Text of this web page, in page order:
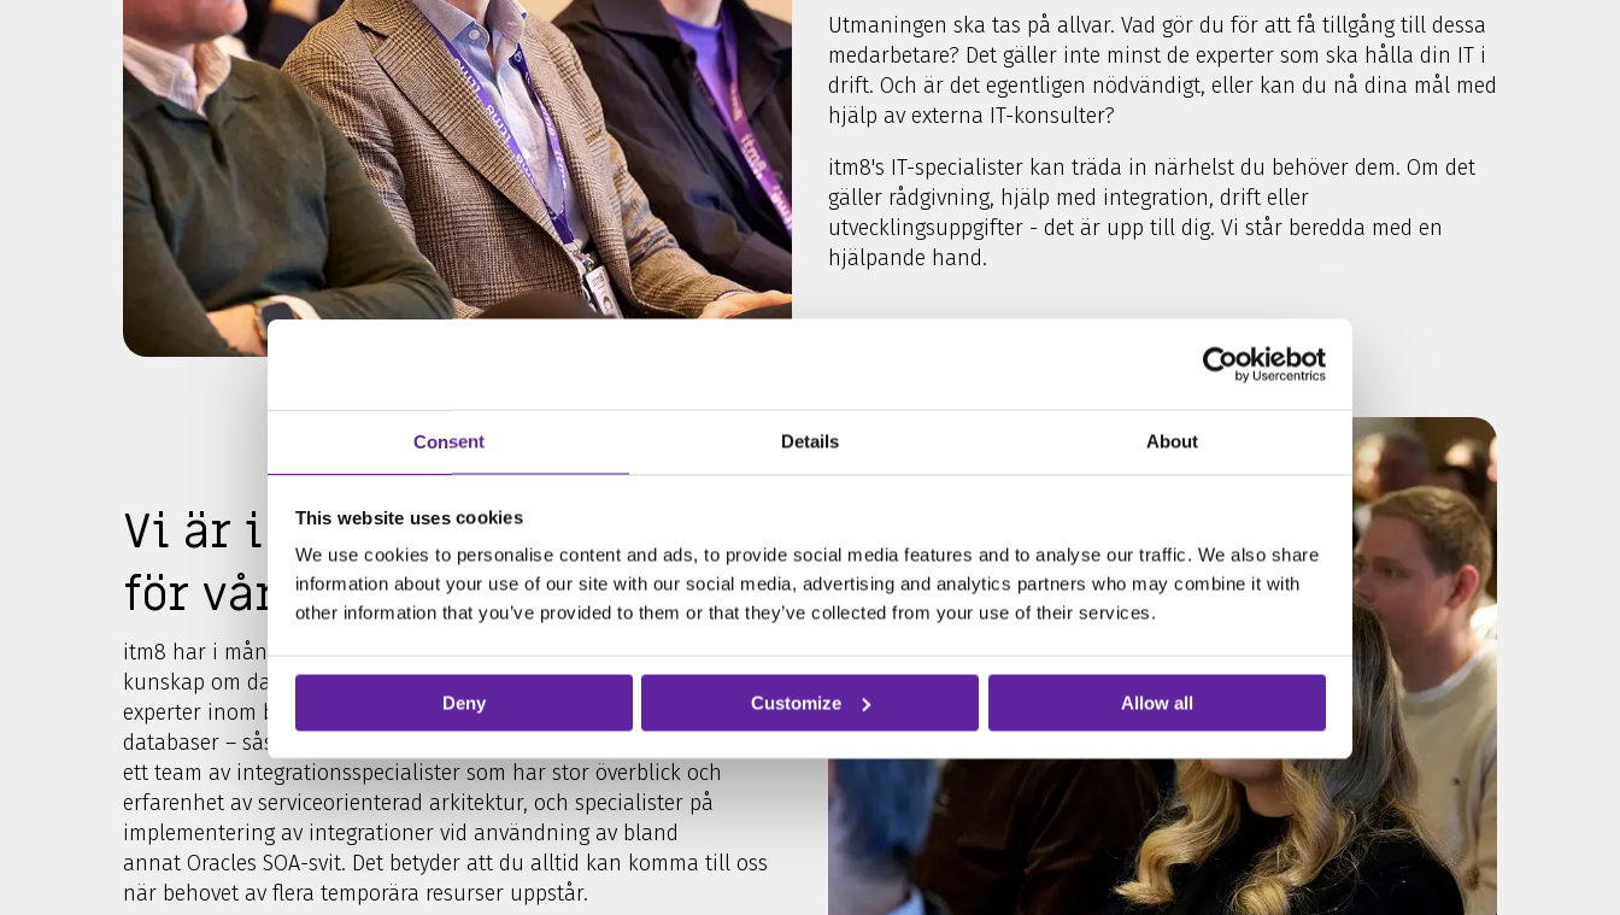
Consent Details About
This website uses cookies
We use cookies to personalise content and ads, to provide social media features and to analyse our traffic. We also share
information about your use of our site with our social media, advertising and analytics partners who may combine it with
other information that you’ve provided to them or that they’ve collected from your use of their services.
Deny Customize Allow all
Utmaningen ska tas på allvar. Vad gör du för att få tillgång till dessa
medarbetare? Det gäller inte minst de experter som ska hålla din IT i
drift. Och är det egentligen nödvändigt, eller kan du nå dina mål med
hjälp av externa IT-konsulter?
itm8's IT-specialister kan träda in närhelst du behöver dem. Om det
gäller rådgivning, hjälp med integration, drift eller
utvecklingsuppgifter - det är upp till dig. Vi står beredda med en
hjälpande hand.
Vi är internationellt erkända
för vår kompetens
itm8 har i många år varit internationellt erkända för vår omfattande
kunskap om databastekniker, och vi är några av landets främsta
experter inom både Oracle, Microsoft SQL Server och OpenSource
databaser – såsom MySQL och PostgreSQL. Vi har dessutom byggt upp
ett team av integrationsspecialister som har stor överblick och
erfarenhet av serviceorienterad arkitektur, och specialister på
implementering av integrationer vid användning av bland
annat Oracles SOA-svit. Det betyder att du alltid kan komma till oss
när behovet av flera temporära resurser uppstår.